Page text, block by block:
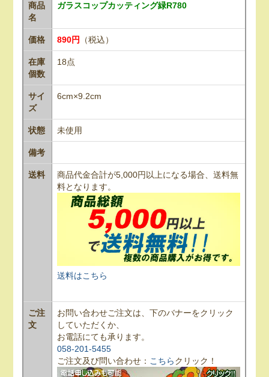
商品
名
ガラスコップカッティング緑R780
価格 890円 （税込）
在庫
個数
18点
サイ
ズ
6cm×9.2cm
状態 未使用
備考
送料
商品代金合計が5,000円以上になる場合、送料無
料となります。
送料はこちら
ご注
文
お問い合わせご注文は、下のバナーをクリック
していただくか、
お電話にても承ります。
058-201-5455
ご注文及び問い合わせ： こちらクリック！